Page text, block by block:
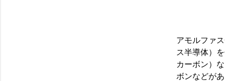
アモルファ
ス半導体）
カーボン）
ボンなどが